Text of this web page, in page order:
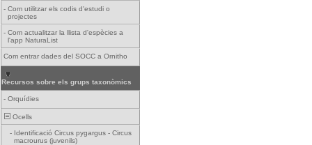
- Com utilitzar els codis d'estudi o
projectes
- Com actualitzar la llista d'espècies a
l'app NaturaList
Com entrar dades del SOCC a Ornitho
Recursos sobre els grups taxonòmics
- Orquídies
Ocells
- Identificació Circus pygargus - Circus
macrourus (juvenils)